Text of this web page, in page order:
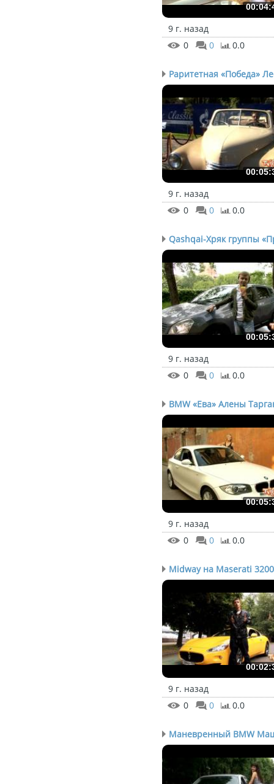
9 г. назад
0
0 0.0
Раритетная «Победа»
9 г. назад
0
0 0.0
Qashqai-Хряк группы
9 г. назад
0
0 0.0
BMW «Ева» Алены
9 г. назад
0
0 0.0
Midway на Maserati
9 г. назад
0
0 0.0